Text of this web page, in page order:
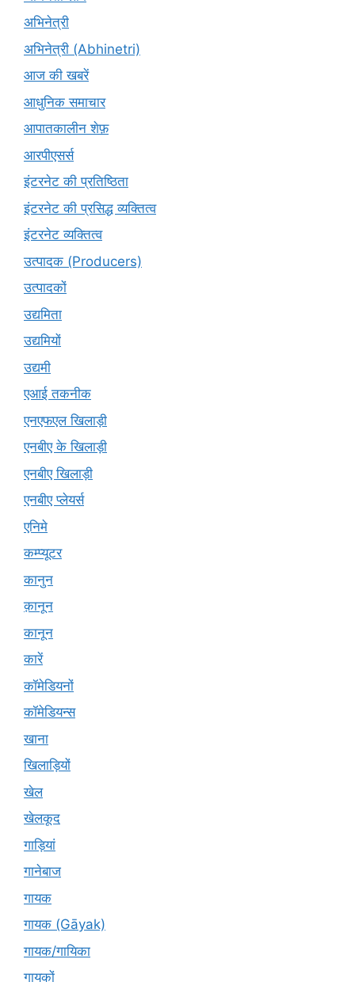
अभिनेत्री
अभिनेत्री (Abhinetri)
आज की खबरें
आधुनिक समाचार
आपातकालीन शेफ़
आरपीएसर्स
इंटरनेट की प्रतिष्ठिता
इंटरनेट की प्रसिद्ध व्यक्तित्व
इंटरनेट व्यक्तित्व
उत्पादक (Producers)
उत्पादकों
उद्यमिता
उद्यमियों
उद्यमी
एआई तकनीक
एनएफएल खिलाड़ी
एनबीए के खिलाड़ी
एनबीए खिलाड़ी
एनबीए प्लेयर्स
एनिमे
कम्प्यूटर
कानुन
क़ानून
कानून
कारें
कॉमेडियनों
कॉमेडियन्स
खाना
खिलाड़ियों
खेल
खेलकूद
गाड़ियां
गानेबाज
गायक
गायक (Gāyak)
गायक/गायिका
गायकों